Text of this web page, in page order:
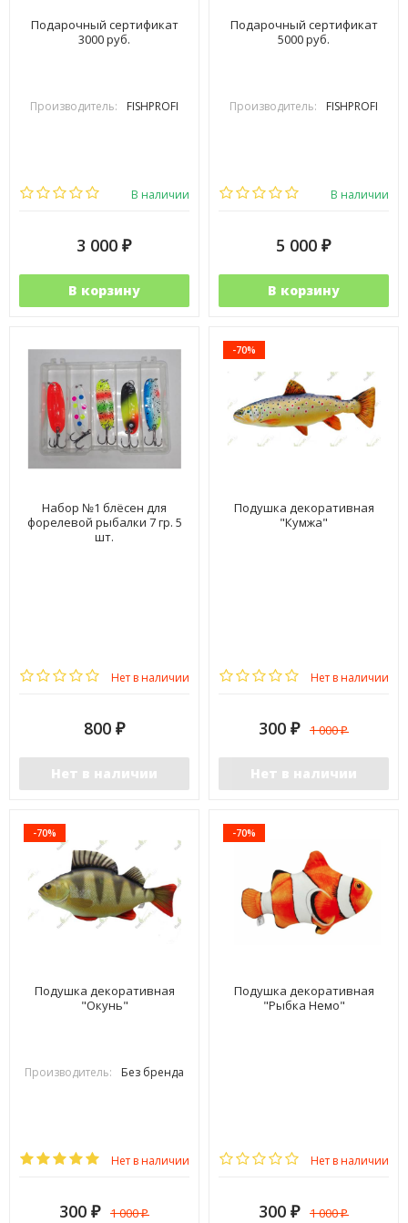
Подарочный сертификат
3000 руб.
Производитель: FISHPROFI
В наличии
3 000 ₽
В корзину
Подарочный сертификат
5000 руб.
Производитель: FISHPROFI
В наличии
5 000 ₽
В корзину
Набор №1 блёсен для
форелевой рыбалки 7 гр. 5
шт.
Нет в наличии
800 ₽
Нет в наличии
-70%
Подушка декоративная
"Кумжа"
Нет в наличии
300 ₽ 1 000₽
Нет в наличии
-70%
Подушка декоративная
"Окунь"
Производитель: Без бренда
Нет в наличии
300 ₽ 1 000₽
-70%
Подушка декоративная
"Рыбка Немо"
Нет в наличии
300 ₽ 1 000₽